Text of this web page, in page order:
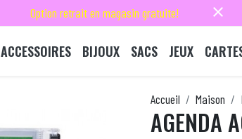
Option retrait en magasin gratuite! close
ACCESSOIRES BIJOUX SACS JEUX
Accueil Maison
AGENDA